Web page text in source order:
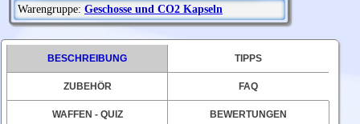
Warengruppe: Geschosse und CO2 Kapseln
BESCHREIBUNG TIPPS
ZUBEHÖR FAQ
WAFFEN - QUIZ BEWERTUNGEN